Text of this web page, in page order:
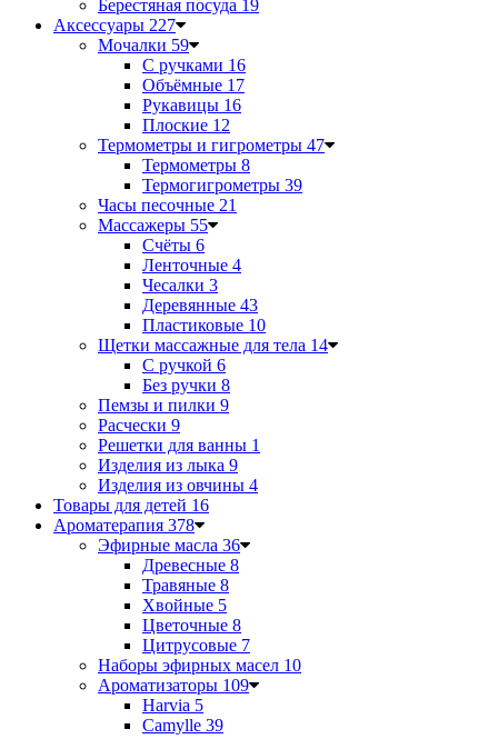
Берестяная посуда 19
Аксессуары 227
Мочалки 59
С ручками 16
Объёмные 17
Рукавицы 16
Плоские 12
Термометры и гигрометры 47
Термометры 8
Термогигрометры 39
Часы песочные 21
Массажеры 55
Счёты 6
Ленточные 4
Чесалки 3
Деревянные 43
Пластиковые 10
Щетки массажные для тела 14
С ручкой 6
Без ручки 8
Пемзы и пилки 9
Расчески 9
Решетки для ванны 1
Изделия из лыка 9
Изделия из овчины 4
Товары для детей 16
Ароматерапия 378
Эфирные масла 36
Древесные 8
Травяные 8
Хвойные 5
Цветочные 8
Цитрусовые 7
Наборы эфирных масел 10
Ароматизаторы 109
Harvia 5
Camylle 39